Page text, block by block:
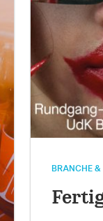
BRANCHE &